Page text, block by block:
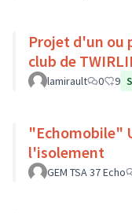
Projet d'un ou
club de
lamirault 0 9
"Echomobile"
l'isolement
GEM TSA 37 Echo